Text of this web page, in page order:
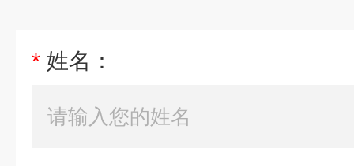
* 姓名：